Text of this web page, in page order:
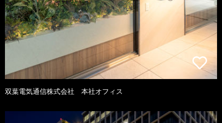
双葉電気通信株式会社 本社オフィス